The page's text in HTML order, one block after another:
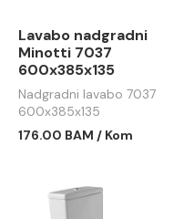
Lavabo nadgradni
Minotti 7037
600x385x135
Nadgradni lavabo 7037
600x385x135
176.00 BAM / Kom